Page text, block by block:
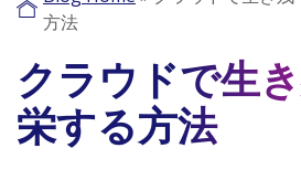
方法
クラウドで生
栄する方法